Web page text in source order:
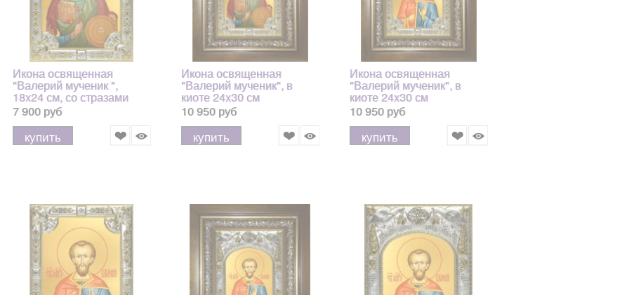
Икона освященная
"Валерий мученик ",
18x24 см, со стразами
арт.244212
7 900 руб
купить
Икона освященная
"Валерий мученик", в
киоте 24x30 см
арт.244213
10 950 руб
купить
Икона освященная
"Валерий мученик", в
киоте 24x30 см
10 950 руб
купить